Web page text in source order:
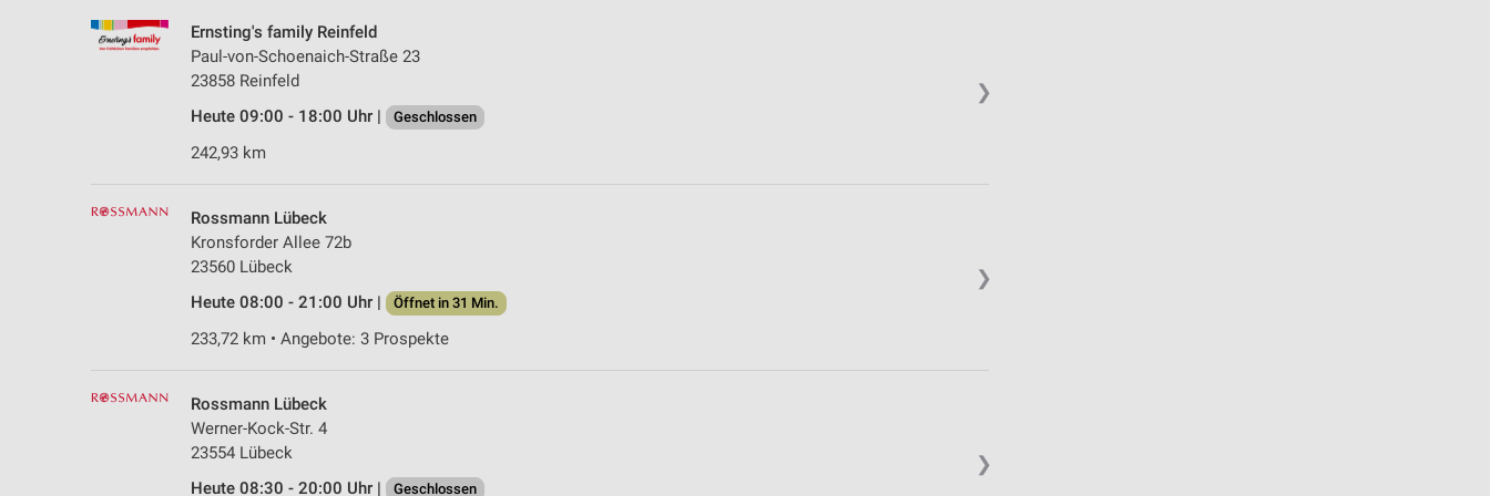
❯
Ernsting's family Reinfeld
Paul-von-Schoenaich-Straße 23
23858 Reinfeld
Heute 09:00 - 18:00 Uhr |
Geschlossen
242,93 km
❯
Rossmann Lübeck
Kronsforder Allee 72b
23560 Lübeck
Heute 08:00 - 21:00 Uhr |
Öffnet in 31 Min.
233,72 km • Angebote: 3 Prospekte
❯
Rossmann Lübeck
Werner-Kock-Str. 4
23554 Lübeck
Heute 08:30 - 20:00 Uhr |
Geschlossen